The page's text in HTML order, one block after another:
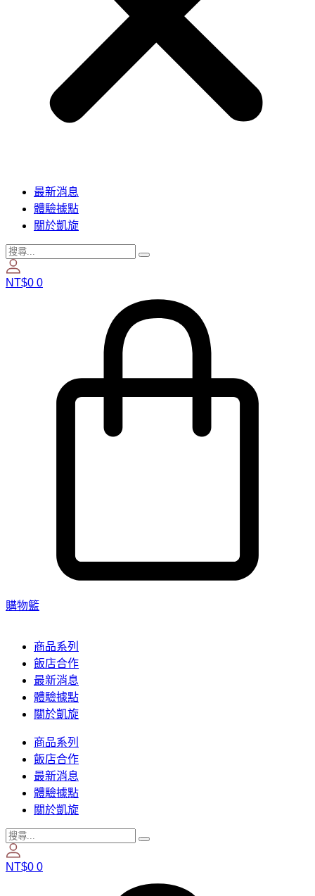
最新消息
體驗據點
關於凱旋
NT$0 0
購物籃
商品系列
飯店合作
最新消息
體驗據點
關於凱旋
商品系列
飯店合作
最新消息
體驗據點
關於凱旋
NT$0 0